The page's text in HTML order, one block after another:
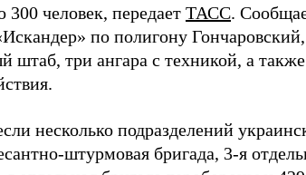
300 человек, передает ТАСС.
по полигону Гончаровский,
штаб, три ангара с техникой, а
несколько подразделений
штурмовая бригада, 3-я